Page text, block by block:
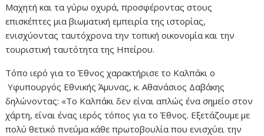
Μαχητή και τα γύρω οχυρά, προσφέροντας στους
επισκέπτες μια βιωματική εμπειρία της ιστορίας,
ενισχύοντας ταυτόχρονα την τοπική οικονομία και την
τουριστική ταυτότητα της Ηπείρου.
Τόπο ιερό για το Έθνος χαρακτήρισε το Καλπάκι ο
Υφυπουργός Εθνικής Άμυνας, κ. Αθανάσιος Δαβάκης
δηλώνοντας: «Το Καλπάκι δεν είναι απλώς ένα σημείο στον
χάρτη, είναι ένας ιερός τόπος για το Έθνος. Εξετάζουμε με
πολύ θετικό πνεύμα κάθε πρωτοβουλία που ενισχύει την